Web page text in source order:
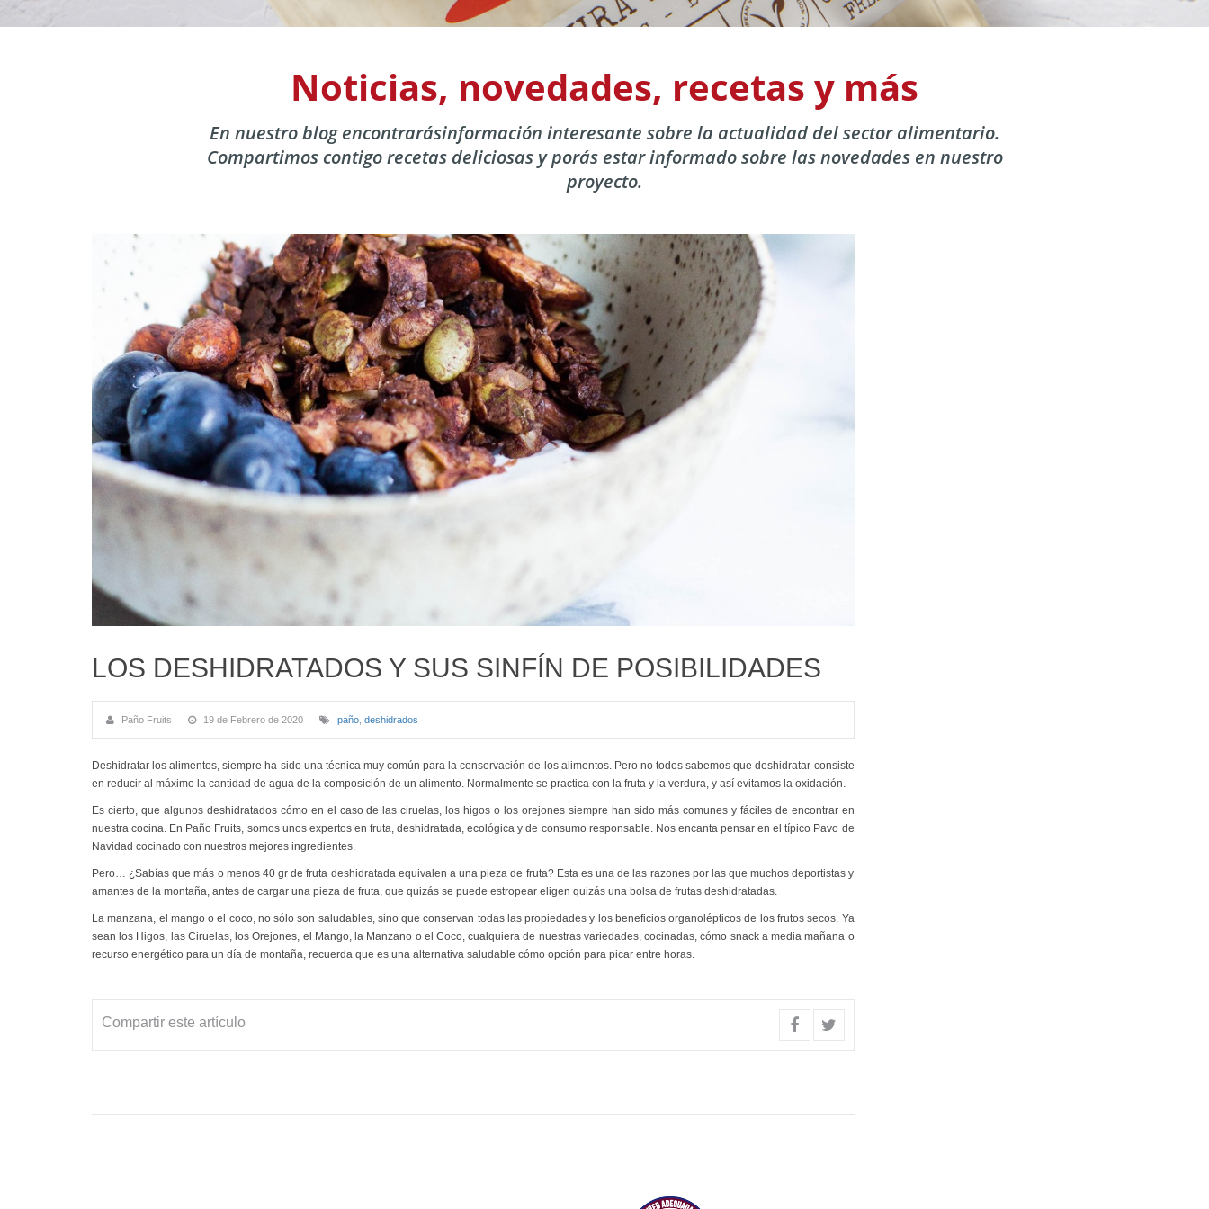
Noticias, novedades, recetas y más
En nuestro blog encontrarásinformación interesante sobre la actualidad del sector alimentario.
Compartimos contigo recetas deliciosas y porás estar informado sobre las novedades en nuestro
proyecto.
LOS DESHIDRATADOS Y SUS SINFÍN DE POSIBILIDADES
Paño Fruits 19 de Febrero de 2020 paño, deshidrados
Deshidratar los alimentos, siempre ha sido una técnica muy común para la conservación de los alimentos. Pero no todos sabemos que deshidratar consiste
en reducir al máximo la cantidad de agua de la composición de un alimento. Normalmente se practica con la fruta y la verdura, y así evitamos la oxidación.
Es cierto, que algunos deshidratados cómo en el caso de las ciruelas, los higos o los orejones siempre han sido más comunes y fáciles de encontrar en
nuestra cocina. En Paño Fruits, somos unos expertos en fruta, deshidratada, ecológica y de consumo responsable. Nos encanta pensar en el típico Pavo de
Navidad cocinado con nuestros mejores ingredientes.
Pero… ¿Sabías que más o menos 40 gr de fruta deshidratada equivalen a una pieza de fruta? Esta es una de las razones por las que muchos deportistas y
amantes de la montaña, antes de cargar una pieza de fruta, que quizás se puede estropear eligen quizás una bolsa de frutas deshidratadas.
La manzana, el mango o el coco, no sólo son saludables, sino que conservan todas las propiedades y los beneficios organolépticos de los frutos secos. Ya
sean los Higos, las Ciruelas, los Orejones, el Mango, la Manzano o el Coco, cualquiera de nuestras variedades, cocinadas, cómo snack a media mañana o
recurso energético para un día de montaña, recuerda que es una alternativa saludable cómo opción para picar entre horas.
Compartir este artículo